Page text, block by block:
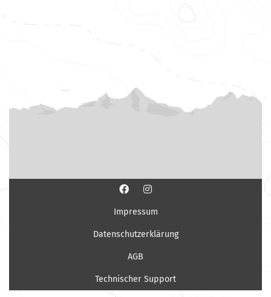
Impressum
Datenschutzerklärung
AGB
Technischer Support